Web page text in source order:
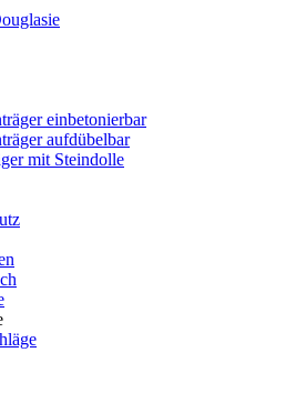
einbetonierbar
aufdübelbar
mit Steindolle